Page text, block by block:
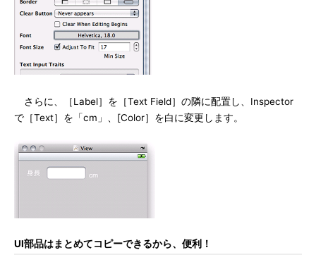
さらに、［Label］を［Text Field］の隣に配置し、Inspector
で［Text］を「cm」、[Color］を白に変更します。
UI部品はまとめてコピーできるから、便利！